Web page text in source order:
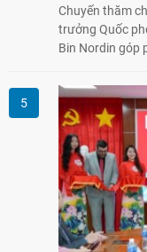
Chuyến thăm
trưởng Quốc
Bin Nordin góp
Malaysia theo